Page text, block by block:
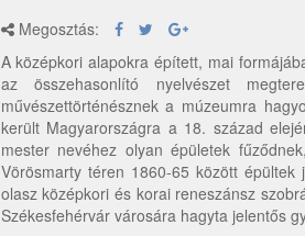
Megosztás:
A középkori alapokra épített, mai
az összehasonlító nyelvészet
művészettörténésznek a múzeumra
került Magyarországra a 18. század
mester nevéhez olyan épületek
Vörösmarty téren 1860-65 között
olasz középkori és korai reneszánsz
Székesfehérvár városára hagyta jelentős